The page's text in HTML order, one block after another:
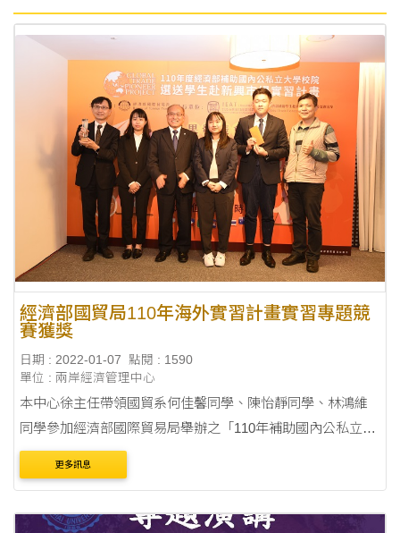
經濟部國貿局110年海外實習計畫實習專題競
日期 : 2022-01-07 點閱 : 1590
單位 : 兩岸經濟管理中心
本中心徐主任帶領國貿系何佳馨同學、陳怡靜同學、林鴻維
同學參加經濟部國際貿易局舉辦之「110年補助國內公私立大
學校院選送學生赴新興市場實習計畫」，並於「實習專題競
賽」榮獲團體獎第一名；在個人獎方面，何佳馨....